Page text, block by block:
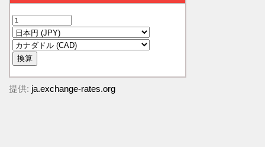
提供: ja.exchange-rates.org